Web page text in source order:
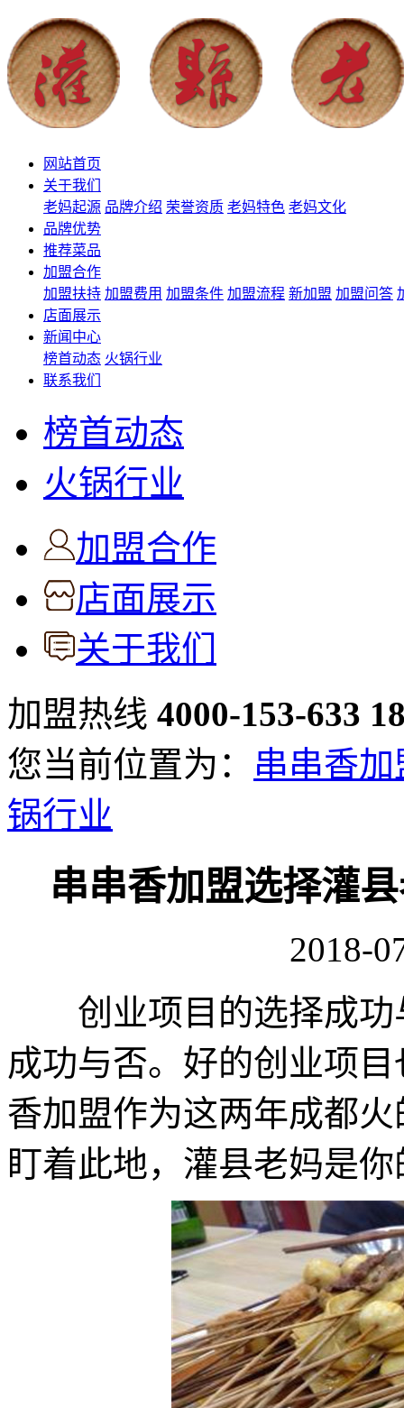
网站首页
关于我们
老妈起源 品牌介绍 荣誉资质 老妈特色 老妈文化
品牌优势
推荐菜品
加盟合作
加盟扶持 加盟费用 加盟条件 加盟流程 新加盟 加盟问答
店面展示
新闻中心
榜首动态 火锅行业
联系我们
榜首动态
火锅行业
加盟合作
店面展示
关于我们
加盟热线 4000-153-633
您当前位置为： 串串香加
锅行业
串串香加盟选择灌
2018-
创业项目的选择成功
成功与否。好的创业项
香加盟作为这两年成都
盯着此地，灌县老妈是